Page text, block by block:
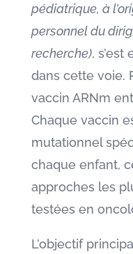
pédiatrique, à
personnel du
recherche),
dans cette voie.
vaccin ARNm
Chaque vaccin
mutationnel
chaque enfant,
approches les
testées en
L’objectif